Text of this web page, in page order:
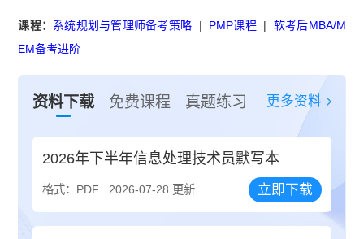
课程： 系统规划与管理师备考策略 | PMP课程| 软考后MBA/M
EM备考进阶
资料下载 免费课程 真题练习 更多资料
2026年下半年信息处理技术员默写本
格式：PDF 2026-07-28 更新 立即下载